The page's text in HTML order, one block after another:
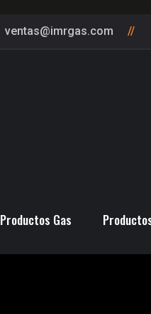
ventas@imrgas.com
Productos Gas